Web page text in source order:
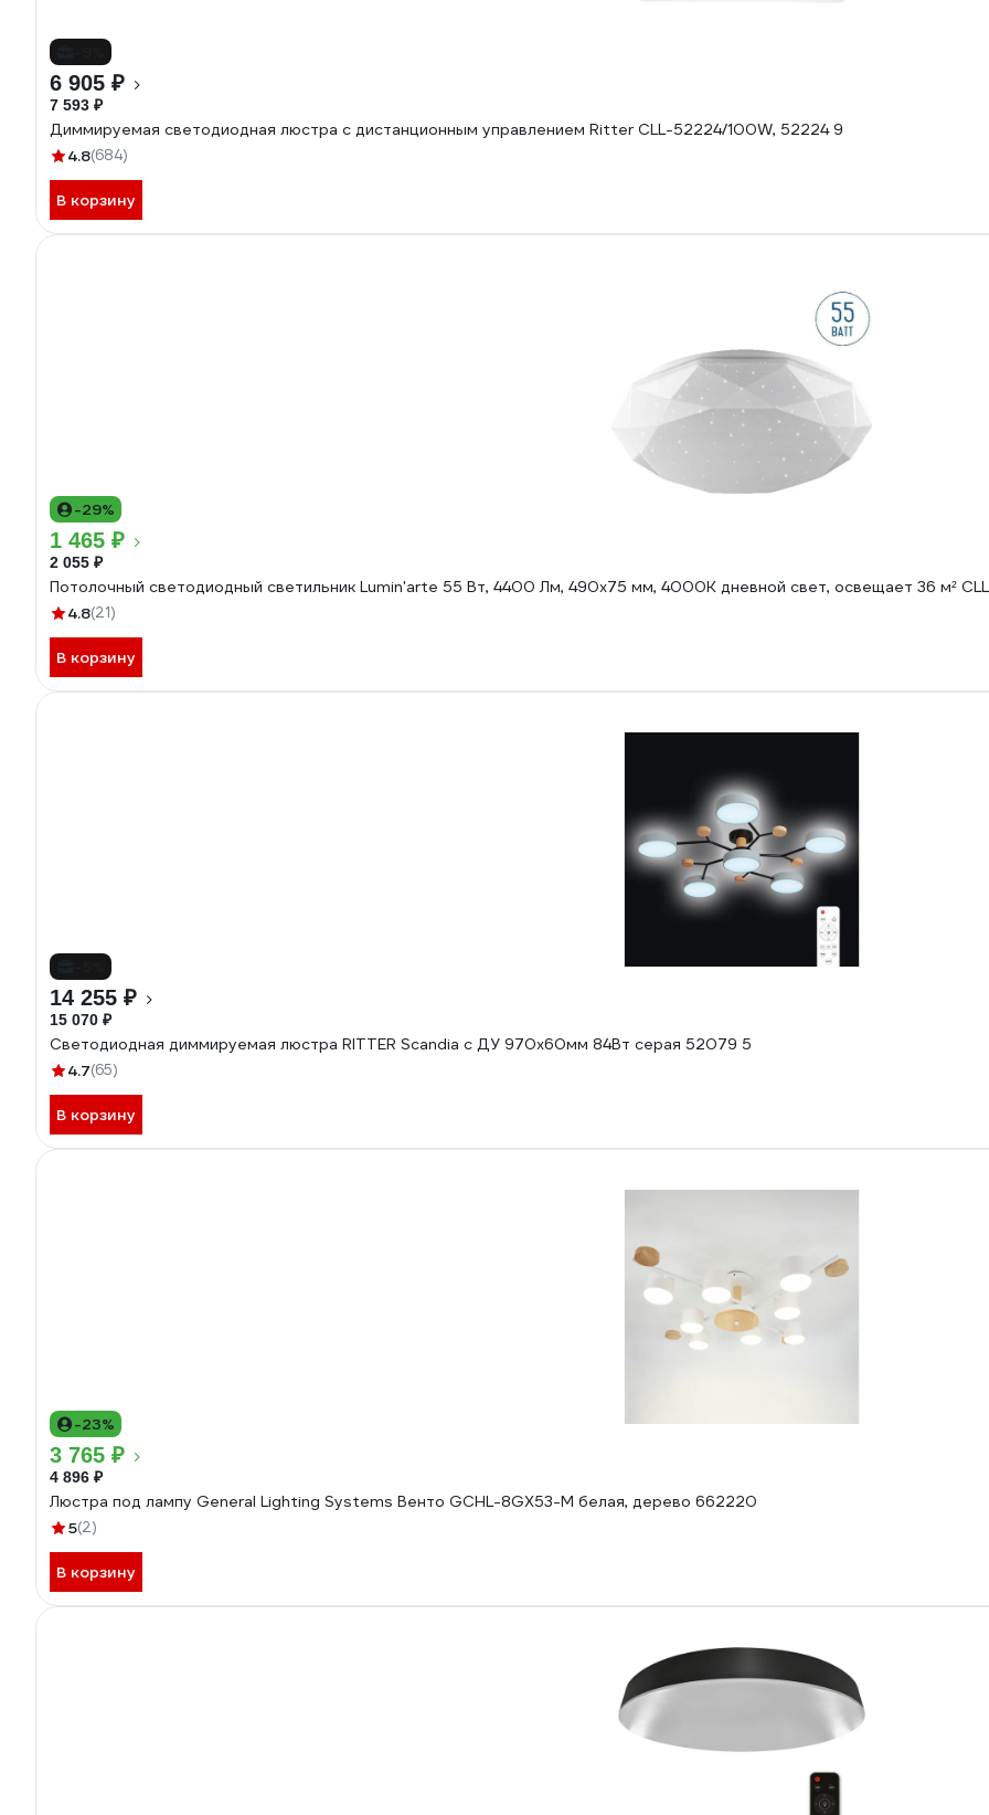
6 905 ₽
7 593 ₽
Диммируемая светодиодная люстра с дистанционным управлением Ritter CLL-52224/100W, 52224 9
4.8(684)
В корзину
-29%
1 465 ₽
2 055 ₽
Потолочный светодиодный светильник Lumin'arte 55 Вт, 4400 Лм, 490x75 мм, 4000К дневной свет, освещает 36 м²
4.8(21)
В корзину
14 255 ₽
15 070 ₽
Светодиодная диммируемая люстра RITTER Scandia с ДУ 970х60мм 84Вт серая 52079 5
4.7(65)
В корзину
-23%
3 765 ₽
4 896 ₽
Люстра под лампу General Lighting Systems Венто GCHL-8GX53-M белая, дерево 662220
5(2)
В корзину